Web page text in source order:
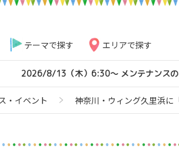
テーマで探す エリアで探す
2026/8/13（木）6:30～ メンテナンスの
・イベント 神奈川・ウィング久里浜に